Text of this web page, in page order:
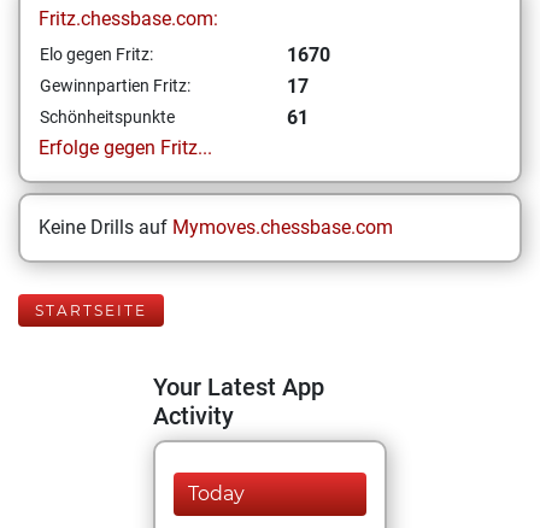
Fritz.chessbase.com:
Elo gegen Fritz: 1670
Gewinnpartien Fritz: 17
Schönheitspunkte
61
Erfolge gegen Fritz...
Keine Drills auf Mymoves.chessbase.com
STARTSEITE
Your Latest App
Activity
Today